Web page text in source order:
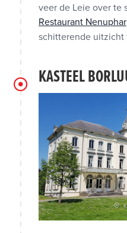
veer de Leie over te
Restaurant Nenuphar
schitterende uitzicht
KASTEEL